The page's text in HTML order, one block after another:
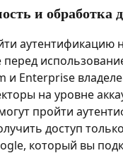
и обработка
аутентификацию
перед
и Enterprise
на уровне
пройти
доступ
который вы